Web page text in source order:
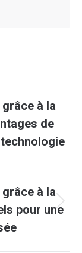
à la
de
à la
pour une